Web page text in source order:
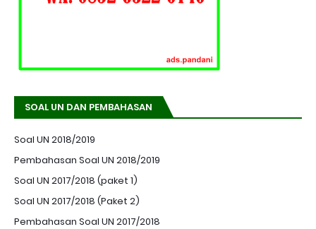
SOAL UN DAN PEMBAHASAN
Soal UN 2018/2019
Pembahasan Soal UN 2018/2019
Soal UN 2017/2018 (paket 1)
Soal UN 2017/2018 (Paket 2)
Pembahasan Soal UN 2017/2018